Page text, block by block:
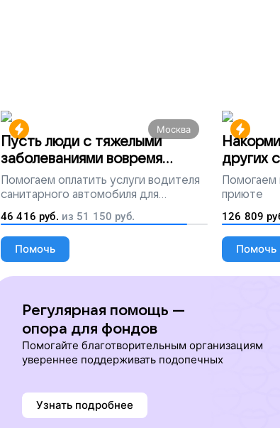
Москва
Пусть люди с тяжелыми
заболеваниями вовремя
попадут на лечение
Помогаем оплатить услуги водителя
санитарного автомобиля для
перевозки тяжелобольных людей
46 416 руб. из 51 150 руб.
Помочь
других
Помогаем
приюте
126 809
Помочь
Регулярная помощь —
опора для фондов
Помогайте благотворительным организациям
увереннее поддерживать подопечных
Узнать подробнее